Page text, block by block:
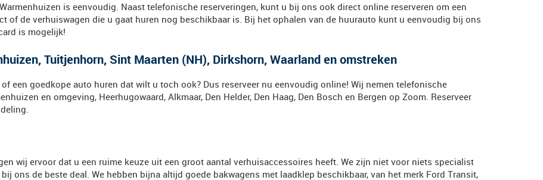
is eenvoudig. Naast telefonische reserveringen, kunt u bij ons ook direct online reserveren om een
of de verhuiswagen die u gaat huren nog beschikbaar is. Bij het ophalen van de huurauto kunt u eenvoudig bij ons
is mogelijk!
Tuitjenhorn, Sint Maarten (NH), Dirkshorn, Waarland en omstreken
een goedkope auto huren dat wilt u toch ook? Dus reserveer nu eenvoudig online! Wij nemen telefonische
en omgeving, Heerhugowaard, Alkmaar, Den Helder, Den Haag, Den Bosch en Bergen op Zoom. Reserveer
wij ervoor dat u een ruime keuze uit een groot aantal verhuisaccessoires heeft. We zijn niet voor niets specialist
ons de beste deal. We hebben bijna altijd goede bakwagens met laadklep beschikbaar, van het merk Ford Transit,